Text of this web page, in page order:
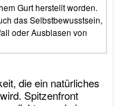
Gurt herstellt worden.
das Selbstbewusstsein,
oder Ausblasen von
die ein natürliches
Spitzenfront